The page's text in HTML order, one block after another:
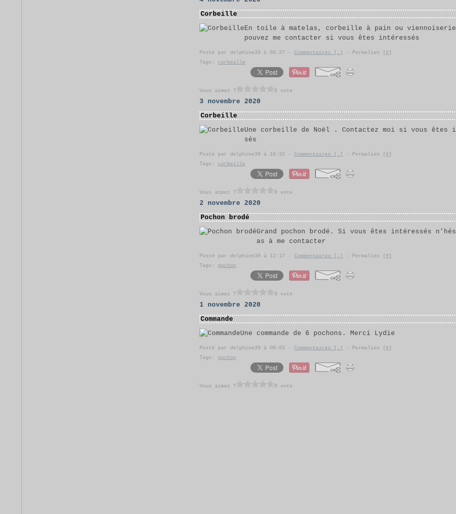
Corbeille
En toile à matelas, corbeille à pain ou
pouvez me contacter si vous êtes intéressés
Posté par delphine39 à 08:27 -Commentaires […] - Permalien [#]
Tags: corbeille
Vous aimez ? 0 vote
3 novembre 2020
Corbeille
Une corbeille de Noël . Contactez moi si vous êtes
sés
Posté par delphine39 à 10:32 -Commentaires […] - Permalien [#]
Tags: corbeille
Vous aimez ? 0 vote
2 novembre 2020
Pochon brodé
Grand pochon brodé. Si vous êtes intéressés
as à me contacter
Posté par delphine39 à 12:17 -Commentaires […] - Permalien [#]
Tags: pochon
Vous aimez ? 0 vote
1 novembre 2020
Commande
Une commande de 6 pochons. Merci Lydie
Posté par delphine39 à 08:03 -Commentaires […] - Permalien [#]
Tags: pochon
Vous aimez ? 0 vote